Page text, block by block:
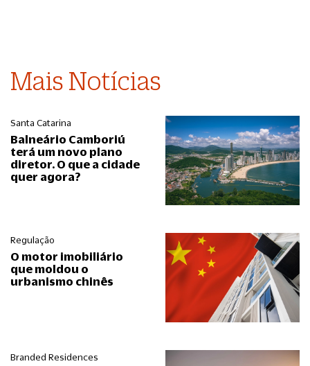
Mais Notícias
Santa Catarina
Balneário Camboriú
terá um novo plano
diretor. O que a cidade
quer agora?
Regulação
O motor imobiliário
que moldou o
urbanismo chinês
Branded Residences